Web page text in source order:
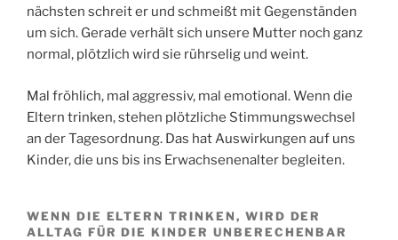
nächsten schreit er und schmeißt mit Gegenständen
um sich. Gerade verhält sich unsere Mutter noch ganz
normal, plötzlich wird sie rührselig und weint.
Mal fröhlich, mal aggressiv, mal emotional. Wenn die
Eltern trinken, stehen plötzliche Stimmungswechsel
an der Tagesordnung. Das hat Auswirkungen auf uns
Kinder, die uns bis ins Erwachsenenalter begleiten.
WENN DIE ELTERN TRINKEN, WIRD DER
ALLTAG FÜR DIE KINDER UNBERECHENBAR